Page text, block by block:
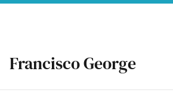
Francisco George